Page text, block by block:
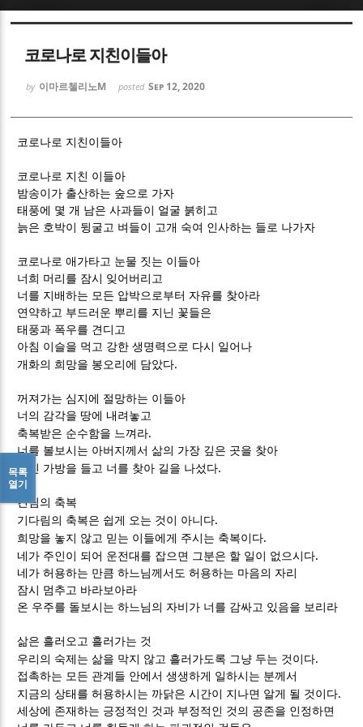
코로나로 지친이들아
by 이마르첼리노M posted Sep 12, 2020
코로나로 지친이들아
코로나로 지친 이들아
밤송이가 출산하는 숲으로 가자
태풍에 몇 개 남은 사과들이 얼굴 붉히고
늙은 호박이 뒹굴고 벼들이 고개 숙여 인사하는 들로 나가자
코로나로 애가타고 눈물 짓는 이들아
너희 머리를 잠시 잊어버리고
너를 지배하는 모든 압박으로부터 자유를 찾아라
연약하고 부드러운 뿌리를 지닌 꽃들은
태풍과 폭우를 견디고
아침 이슬을 먹고 강한 생명력으로 다시 일어나
개화의 희망을 봉오리에 담았다.
꺼져가는 심지에 절망하는 이들아
너의 감각을 땅에 내려놓고
축복받은 순수함을 느껴라.
너를 볼보시는 아버지께서 삶의 가장 깊은 곳을 찾아
왕진 가방을 들고 너를 찾아 길을 나섰다.
견딤의 축복
기다림의 축복은 쉽게 오는 것이 아니다.
희망을 놓지 않고 믿는 이들에게 주시는 축복이다.
네가 주인이 되어 운전대를 잡으면 그분은 할 일이 없으시다.
네가 허용하는 만큼 하느님께서도 허용하는 마음의 자리
잠시 멈추고 바라보아라
온 우주를 돌보시는 하느님의 자비가 너를 감싸고 있음을 보리라
삶은 흘러오고 흘러가는 것
우리의 숙제는 삶을 막지 않고 흘러가도록 그냥 두는 것이다.
접촉하는 모든 관계들 안에서 생생하게 일하시는 분께서
지금의 상태를 허용하시는 까닭은 시간이 지나면 알게 될 것이다.
세상에 존재하는 긍정적인 것과 부정적인 것의 공존을 인정하면
목록
열기
Sketchbook5, 스케치북5
Sketchbook5, 스케치북5
Sketchbook5, 스케치북5
Sketchbook5, 스케치북5